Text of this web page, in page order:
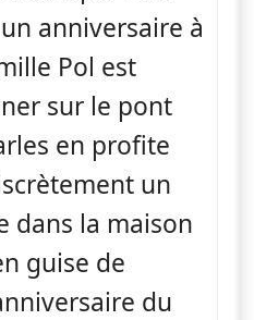
anniversaire à
Pol est
sur le pont
en profite
un
dans la maison
guise de
du